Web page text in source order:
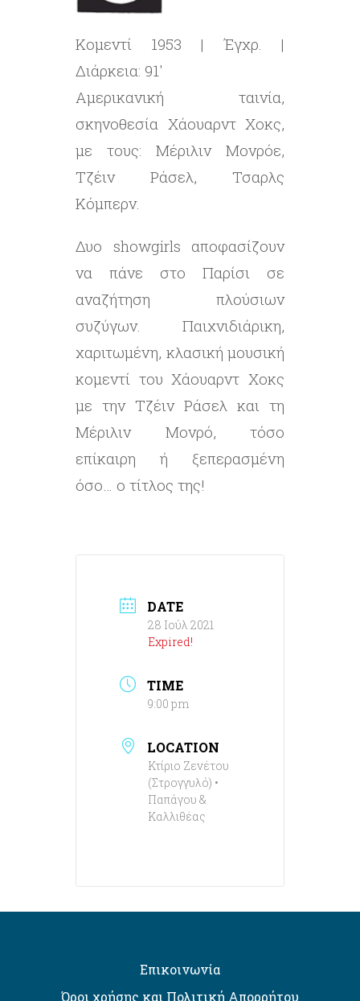
Κομεντί 1953 | Έγχρ. |
Διάρκεια: 91′
Αμερικανική ταινία,
σκηνοθεσία Χάουαρντ Χοκς,
με τους: Μέριλιν Μονρόε,
Τζέιν Ράσελ, Τσαρλς
Κόμπερν.
Δυο showgirls αποφασίζουν
να πάνε στο Παρίσι σε
αναζήτηση πλούσιων
συζύγων. Παιχνιδιάρικη,
χαριτωμένη, κλασική μουσική
κομεντί του Χάουαρντ Χοκς
με την Τζέιν Ράσελ και τη
Μέριλιν Μονρό, τόσο
επίκαιρη ή ξεπερασμένη
όσο… ο τίτλος της!
DATE
28 Ιούλ 2021
Expired!
TIME
9:00 pm
LOCATION
Κτίριο Ζενέτου
(Στρογγυλό) •
Παπάγου &
Καλλιθέας
Επικοινωνία
Όροι χρήσης και Πολιτική Απορρήτου